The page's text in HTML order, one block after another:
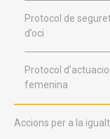
Protocol de
d’oci
Protocol
femenina
Accions per a la